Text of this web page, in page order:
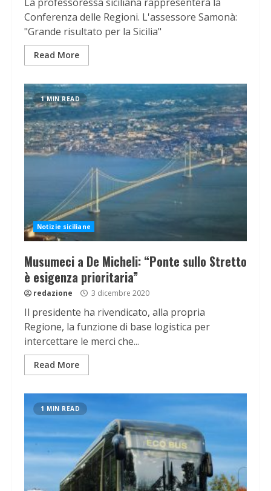
Conferenza delle Regioni. L'assessore Samonà:
"Grande risultato per la Sicilia"
Read More
1 MIN READ
Notizie siciliane
Musumeci a De Micheli: “Ponte sullo Stretto
è esigenza prioritaria”
redazione 3 dicembre 2020
Il presidente ha rivendicato, alla propria
Regione, la funzione di base logistica per
intercettare le merci che...
Read More
1 MIN READ